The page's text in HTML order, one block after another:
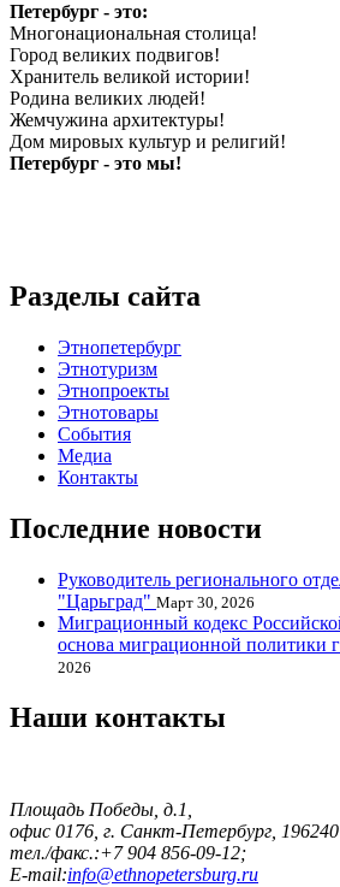
Петербург - это:
Многонациональная столица!
Город великих подвигов!
Хранитель великой истории!
Родина великих людей!
Жемчужина архитектуры!
Дом мировых культур и религий!
Петербург - это мы!
Разделы сайта
Этнопетербург
Этнотуризм
Этнопроекты
Этнотовары
События
Медиа
Контакты
Последние новости
Руководитель регионального
"Царьград" Март 30, 2026
Миграционный кодекс
основа миграционной политики
2026
Наши контакты
Площадь Победы, д.1,
офис 0176, г. Санкт-Петербург, 196240
тел./факс.:+7 904 856-09-12;
E-mail:info@ethnopetersburg.ru